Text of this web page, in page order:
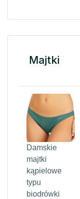
Majtki
Damskie
majtki
kąpielowe
typu
biodrówki